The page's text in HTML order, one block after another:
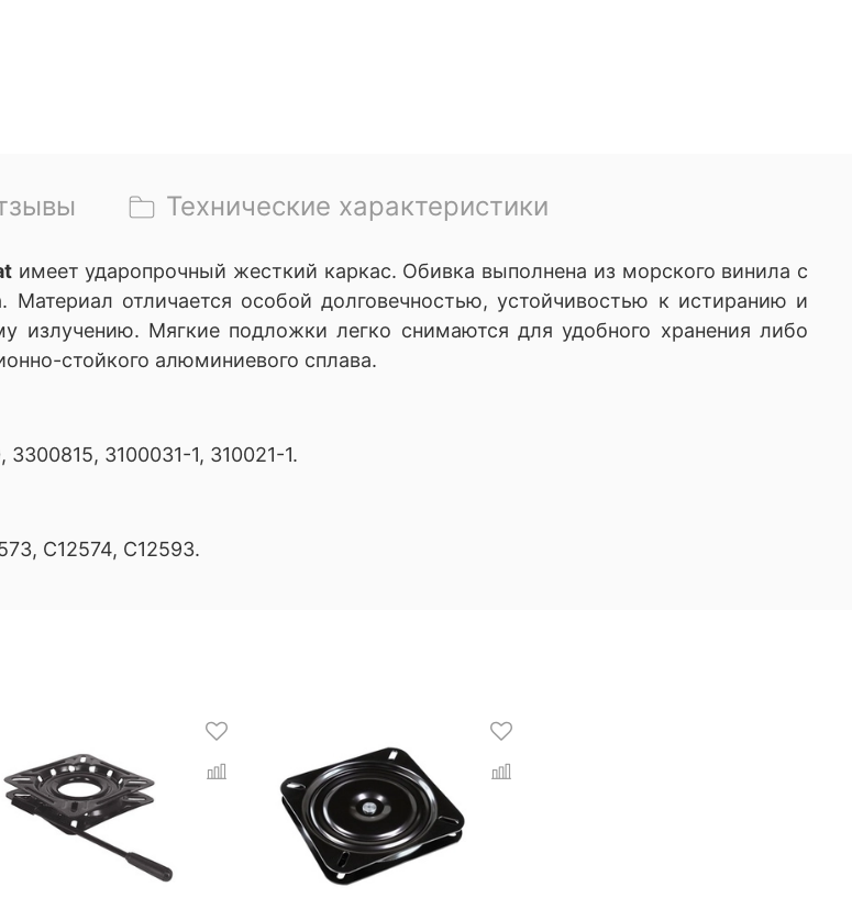
Технические характеристики
имеет ударопрочный жесткий каркас. Обивка выполнена из морского винила с
отличается особой долговечностью, устойчивостью к истиранию и
излучению. Мягкие подложки легко снимаются для удобного хранения либо
стойкого алюминиевого сплава.
3300815, 3100031-1, 310021-1.
C12574, C12593.